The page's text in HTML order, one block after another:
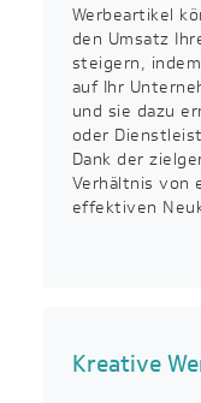
Werbeartikel
den Umsatz
steigern,
auf Ihr
und sie dazu
oder
Dank der
Verhältnis von
effektiven
Kreative